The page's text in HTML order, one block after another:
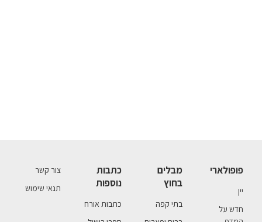
פופולארי
יין
חדש על
מבלים
בחוץ
בתי קפה
כתבות
נוספות
כתבות אורח
צור קשר
תנאי שימוש